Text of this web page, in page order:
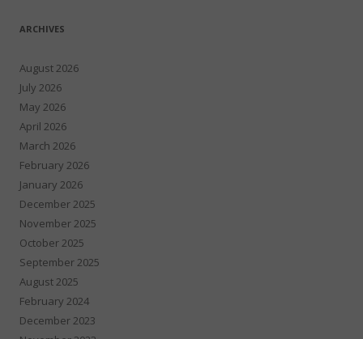
ARCHIVES
August 2026
July 2026
May 2026
April 2026
March 2026
February 2026
January 2026
December 2025
November 2025
October 2025
September 2025
August 2025
February 2024
December 2023